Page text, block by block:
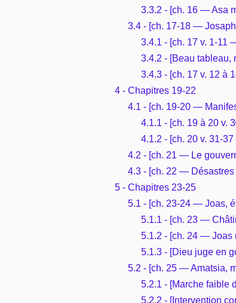
3.3.2 - [ch. 16 — Asa
3.4 - [ch. 17-18 —
3.4.1 - [ch. 17 v. 1-11
3.4.2 - [Beau tableau,
3.4.3 - [ch. 17 v. 12 à
4 - Chapitres 19-22
4.1 - [ch. 19-20 —
4.1.1 - [ch. 19 à 20 v.
4.1.2 - [ch. 20 v. 31-
4.2 - [ch. 21 — Le
4.3 - [ch. 22 — Désastres
5 - Chapitres 23-25
5.1 - [ch. 23-24 — Joas,
5.1.1 - [ch. 23 —
5.1.2 - [ch. 24 — Joas
5.1.3 - [Dieu juge en
5.2 - [ch. 25 — Amatsia,
5.2.1 - [Marche faible
5.2.2 - [Intervention